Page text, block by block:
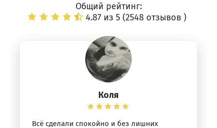
Общий рейтинг:
4.87 из 5 (2548 отзывов )
Коля
Всё сделали спокойно и без лишних